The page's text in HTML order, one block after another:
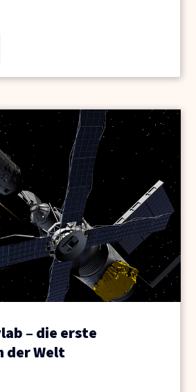
– die erste
der Welt